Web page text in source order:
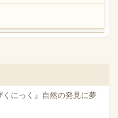
くにっく』自然の発見に夢